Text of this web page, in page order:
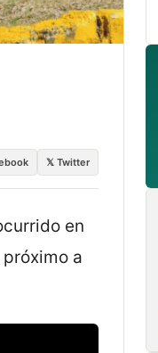
𝕏 Twitter
en
a